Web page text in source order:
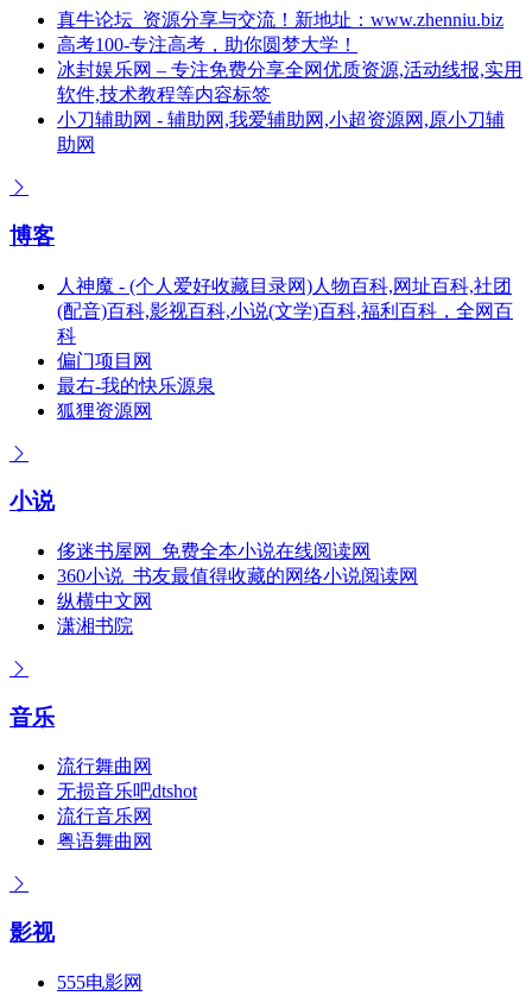
真牛论坛_资源分享与交流！新地址：www.zhenniu.biz
高考100-专注高考，助你圆梦大学！
冰封娱乐网 – 专注免费分享全网优质资源,活动线报,实用
软件,技术教程等内容标签
小刀辅助网 - 辅助网,我爱辅助网,小超资源网,原小刀辅
助网
博客
人神魔 - (个人爱好收藏目录网)人物百科,网址百科,社团
(配音)百科,影视百科,小说(文学)百科,福利百科，全网百
科
偏门项目网
最右-我的快乐源泉
狐狸资源网
小说
侈迷书屋网_免费全本小说在线阅读网
360小说_书友最值得收藏的网络小说阅读网
纵横中文网
潇湘书院
音乐
流行舞曲网
无损音乐吧dtshot
流行音乐网
粤语舞曲网
影视
555电影网